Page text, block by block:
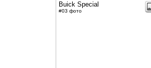
Buick Special
#03 фото